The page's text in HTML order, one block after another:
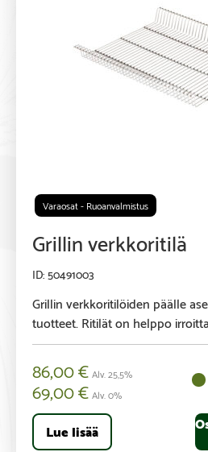
Varaosat - Ruoanvalmistus
Grillin verkkoritilä
50491003
Grillin verkkoritilöiden päälle
tuotteet. Ritilät on helppo
86,00€Alv. 25,5%
69,00€Alv. 0%
Lue lisää